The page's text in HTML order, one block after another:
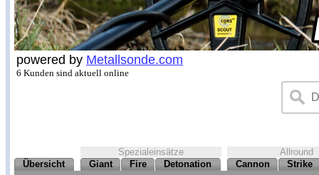
powered by Metallsonde.com
6 Kunden sind aktuell online
Spezialeinsätze
Allround
Übersicht
Giant Fire Detonation Cannon Strike